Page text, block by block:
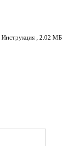
Инструкция , 2.02 МБ